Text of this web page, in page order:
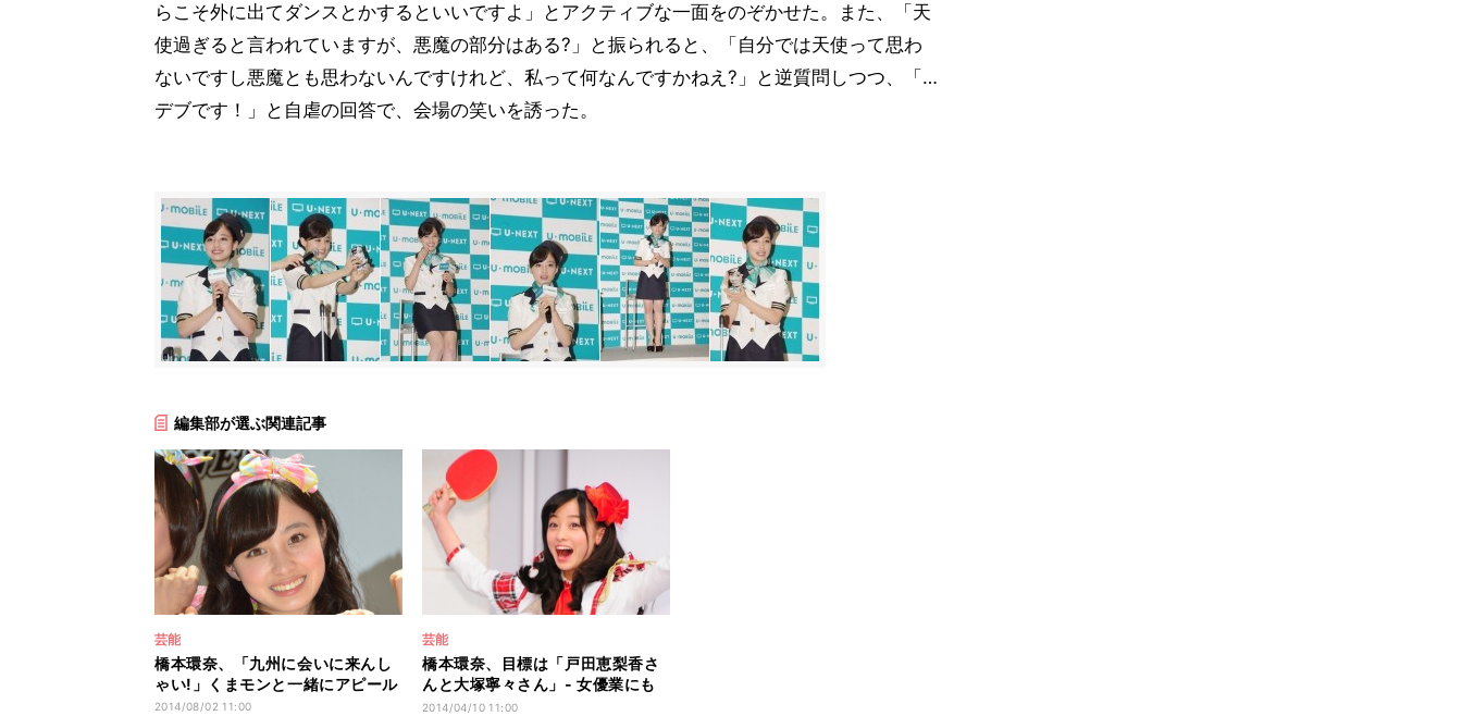
らこそ外に出てダンスとかするといいですよ」とアクティブな一面をのぞかせた。また、「天
使過ぎると言われていますが、悪魔の部分はある?」と振られると、「自分では天使って思わ
ないですし悪魔とも思わないんですけれど、私って何なんですかねえ?」と逆質問しつつ、「…
デブです！」と自虐の回答で、会場の笑いを誘った。
編集部が選ぶ関連記事
芸能
橋本環奈、「九州に会いに来んし
ゃい!」くまモンと一緒にアピール
2014/08/02 11:00
芸能
橋本環奈、目標は「戸田恵梨香さ
んと大塚寧々さん」- 女優業にも
意欲
2014/04/10 11:00